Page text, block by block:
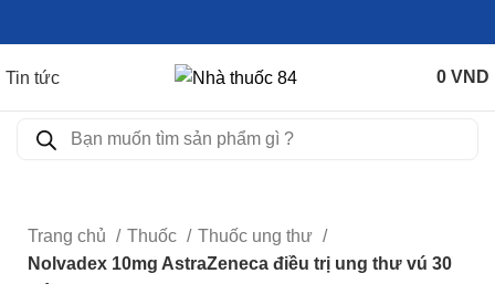
Tin tức 0 VND
Trang chủ Thuốc
Thuốc ung thư
Nolvadex 10mg AstraZeneca điều trị ung thư vú 30